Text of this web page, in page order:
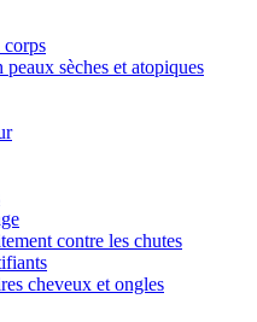
sèches et atopiques
contre les chutes
cheveux et ongles